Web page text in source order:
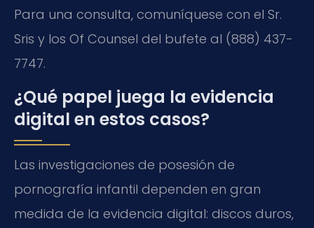
Para una consulta, comuníquese con el Sr.
Sris y los Of Counsel del bufete al (888) 437-
7747.
¿Qué papel juega la evidencia
digital en estos casos?
Las investigaciones de posesión de
pornografía infantil dependen en gran
medida de la evidencia digital: discos duros,